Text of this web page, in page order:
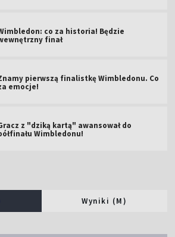
co za historia! Będzie
finał
pierwszą finalistkę Wimbledonu. Co
emocje!
z "dziką kartą" awansował do
Wimbledonu!
Wyniki (M)